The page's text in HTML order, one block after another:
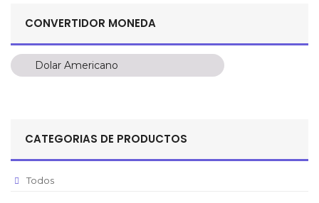
CONVERTIDOR MONEDA
Dolar Americano
Dolar Americano
Pesos Mexicanos
CATEGORIAS DE PRODUCTOS
Todos